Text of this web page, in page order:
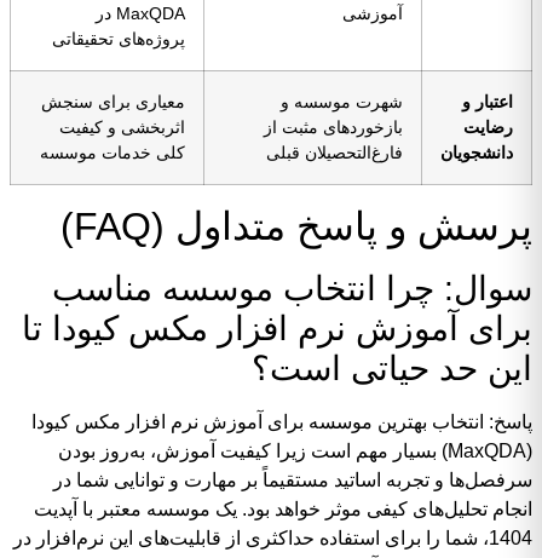
آموزشی
MaxQDA در
پروژه‌های تحقیقاتی
اعتبار و
رضایت
دانشجویان
شهرت موسسه و
بازخوردهای مثبت از
فارغ‌التحصیلان قبلی
معیاری برای سنجش
اثربخشی و کیفیت
کلی خدمات موسسه
پرسش و پاسخ متداول (FAQ)
سوال: چرا انتخاب موسسه مناسب
برای آموزش نرم افزار مکس کیودا تا
این حد حیاتی است؟
پاسخ: انتخاب بهترین موسسه برای آموزش نرم افزار مکس کیودا
(MaxQDA) بسیار مهم است زیرا کیفیت آموزش، به‌روز بودن
سرفصل‌ها و تجربه اساتید مستقیماً بر مهارت و توانایی شما در
انجام تحلیل‌های کیفی موثر خواهد بود. یک موسسه معتبر با آپدیت
1404، شما را برای استفاده حداکثری از قابلیت‌های این نرم‌افزار در